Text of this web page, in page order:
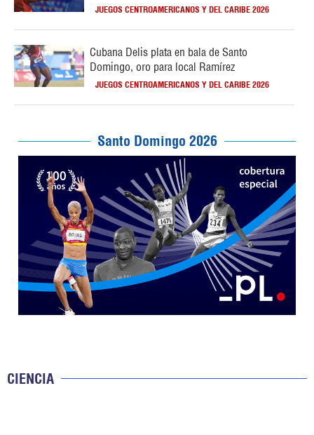
JUEGOS CENTROAMERICANOS Y DEL CARIBE 2026
Cubana Delis plata en bala de Santo
Domingo, oro para local Ramírez
JUEGOS CENTROAMERICANOS Y DEL CARIBE 2026
Santo Domingo 2026
CIENCIA